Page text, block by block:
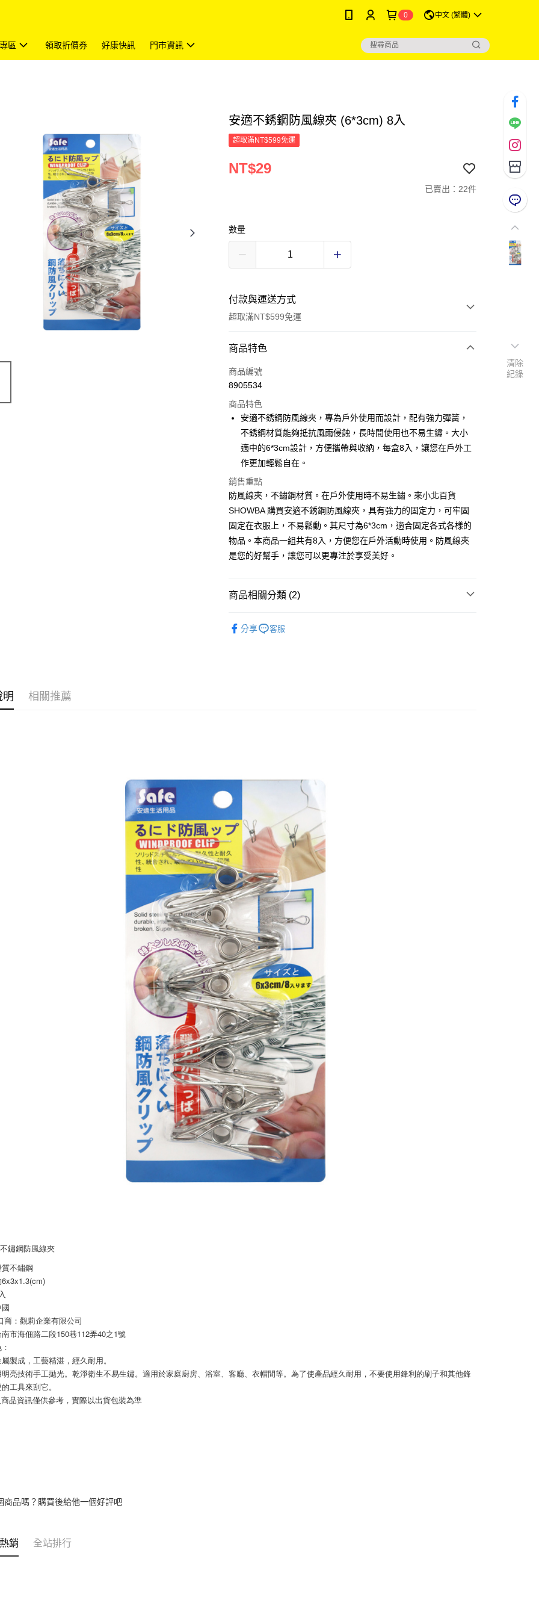
0 中文 (繁體)
區 領取折價券 好康快訊 門市資訊
安適不銹鋼防風線夾 (6*3cm) 8入
超取滿NT$599免運
NT$29
已賣出：22件
數量
付款與運送方式
超取滿NT$599免運
付款方式
信用卡一次付款
LINE Pay
Apple Pay
街口支付
悠遊付
AFTEE先享後付
相關說明
【關於「AFTEE先享後付」】
AFTEE先享後付是「在收到商品之後才付款」的支付方式。 讓您購物簡單
２．便利：只要手機號碼，簡訊認證，即可結帳。
【「AFTEE先享後付」結帳流程】
１．透過由恩沛科技股份有限公司提供之「AFTEE先享後付」服務完成之
交易，需依本服務之必要範圍內提供個人資料，並將交易相關給付款項請
求債權轉讓予恩沛科技股份有限公司。
２．關於個人資料處理事宜，請瀏覽以下網址：
https://aftee.tw/terms/#terms3
３．未成年的使用者請事先徵得法定代理人或監護人之同意方可使用
「AFTEE先享後付」，若未經同意申辦者引起之損失，本公司不負相關責
４．使用「AFTEE先享後付」時，將依據個別帳號之用戶狀況，依本公司
即時審查核予不同之上限額度；若仍有額度不足之情形，本公司將視審查
結果請求用戶進行身份認證。
５．嚴禁一人註冊多個帳號或使用他人資訊註冊。若發現惡意使用之情
形，恩沛科技股份有限公司將有權停止該用戶之使用額度並採取法律行
動。
ATM付款
運送方式
全家取貨付款
每筆NT$120，滿NT$899(含以上)免運費
商品特色
商品編號
8905534
商品特色
安適不銹鋼防風線夾，專為戶外使用而設計，配有強力彈簧，
不銹鋼材質能夠抵抗風雨侵蝕，長時間使用也不易生鏽。大小
適中的6*3cm設計，方便攜帶與收納，每盒8入，讓您在戶外工
作更加輕鬆自在。
銷售重點
防風線夾，不鏽鋼材質。在戶外使用時不易生鏽。來小北百貨
SHOWBA 購買安適不銹鋼防風線夾，具有強力的固定力，可牢固
固定在衣服上，不易鬆動。其尺寸為6*3cm，適合固定各式各樣的
物品。本商品一組共有8入，方便您在戶外活動時使用。防風線夾
是您的好幫手，讓您可以更專注於享受美好。
商品相關分類 (2)
分享 客服
明 相關推薦
鏽鋼防風線夾
不鏽鋼
商：觀莉企業有限公司
市海佃路二段150巷112弄40之1號
製成，工藝精湛，經久耐用。
亮技術手工拋光。乾淨衛生不易生鏽。適用於家庭廚房、浴室、客廳、衣帽間等。為了使產品經久耐用，不要使用鋒利的刷子和其他鋒
工具來刮它。
品資訊僅供參考，實際以出貨包裝為準
商品嗎？購買後給他一個好評吧
銷 全站排行
清除
紀錄